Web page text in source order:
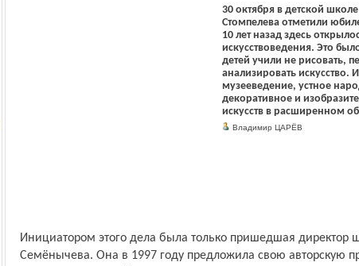
30 октября в детской
Стомпелева отметили
10 лет назад здесь
искусствоведения. Это
детей учили не ри­­­­­со­­­­вать,
анализировать искусство.
музееведение, устное
декоративное и
искусств в расширенном
Владимир ЦАРЁВ
Инициатором этого дела была только пришедшая директор
Семёнычева. Она в 1997 году предложила свою авторскую